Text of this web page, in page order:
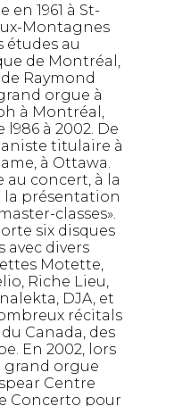
en 1961 à St-
Montagnes
études au
de Montréal,
Raymond
orgue à
à Montréal,
l986 à 2002. De
titulaire à
à Ottawa.
au concert, à la
la présentation
classes».
six disques
avec divers
Motette,
Riche Lieu,
DJA, et
récitals
Canada, des
En 2002, lors
grand orgue
Centre
Concerto pour